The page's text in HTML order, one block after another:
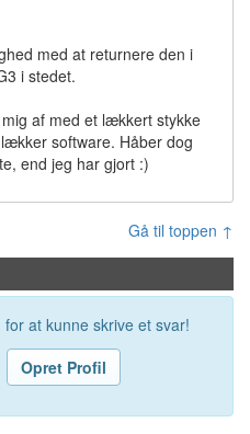
med at returnere den i
i stedet.
af med et lækkert stykke
software. Håber dog
end jeg har gjort :)
Gå til toppen ↑
at kunne skrive et svar!
Opret Profil